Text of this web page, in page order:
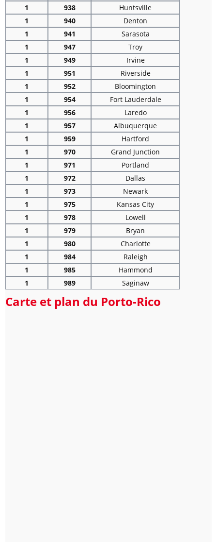
1
938
Huntsville
1
940
Denton
1
941
Sarasota
1
947
Troy
1
949
Irvine
1
951
Riverside
1
952
Bloomington
1
954
Fort Lauderdale
1
956
Laredo
1
957
Albuquerque
1
959
Hartford
1
970
Grand Junction
1
971
Portland
1
972
Dallas
1
973
Newark
1
975
Kansas City
1
978
Lowell
1
979
Bryan
1
980
Charlotte
1
984
Raleigh
1
985
Hammond
1
989 Saginaw
Carte et plan du Porto-Rico